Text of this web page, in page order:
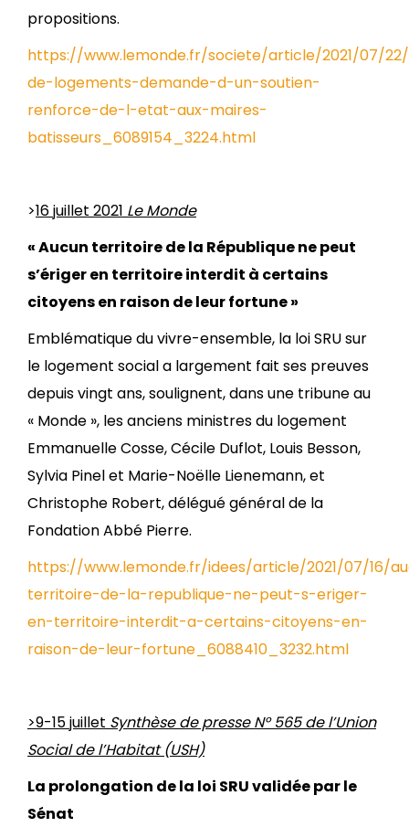
propositions.
https://www.lemonde.fr/societe/article/2021/07/
de-logements-demande-d-un-soutien-
renforce-de-l-etat-aux-maires-
batisseurs_6089154_3224.html
>16 juillet 2021 Le Monde
« Aucun territoire de la République ne peut
s’ériger en territoire interdit à certains
citoyens en raison de leur fortune »
Emblématique du vivre-ensemble, la loi SRU sur
le logement social a largement fait ses preuves
depuis vingt ans, soulignent, dans une tribune au
« Monde », les anciens ministres du logement
Emmanuelle Cosse, Cécile Duflot, Louis Besson,
Sylvia Pinel et Marie-Noëlle Lienemann, et
Christophe Robert, délégué général de la
Fondation Abbé Pierre.
https://www.lemonde.fr/idees/article/2021/07/16/
territoire-de-la-republique-ne-peut-s-eriger-
en-territoire-interdit-a-certains-citoyens-en-
raison-de-leur-fortune_6088410_3232.html
>9-15 juillet Synthèse de presse N° 565 de l’Union
Social de l’Habitat (USH)
La prolongation de la loi SRU validée par le
Sénat